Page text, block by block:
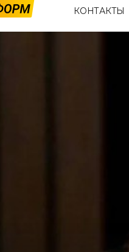
КОНТАКТЫ